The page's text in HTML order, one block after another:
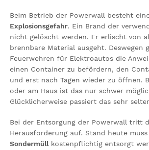
Beim Betrieb der Powerwall besteht
Explosionsgefahr. Ein Brand der
nicht gelöscht werden. Er erlischt von
brennbare Material ausgeht. Deswegen
Feuerwehren für Elektroautos die
einen Container zu befördern, den
und erst nach Tagen wieder zu öffnen.
oder am Haus ist das nur schwer
Glücklicherweise passiert das sehr
Bei der Entsorgung der Powerwall tritt
Herausforderung auf. Stand heute
Sondermüllkostenpflichtig entsorgt